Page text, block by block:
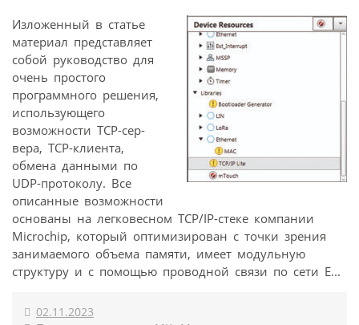
Изложенный в статье
материал представляет
собой руководство для
очень простого
программного решения,
использующего
возможности TCP-сер-
вера, TCP-клиента,
обмена данными по
UDP-протоколу. Все
описанные возможности
основаны на легковесном TCP/IP-стеке компании
Microchip, который оптимизирован с точки зрения
занимаемого объема памяти, имеет модульную
структуру и с помощью проводной связи по сети E...
02.11.2023